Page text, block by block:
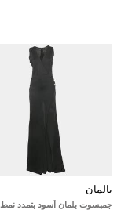
بالمان
جمبسوت بلمان أسود بتمدد نمط